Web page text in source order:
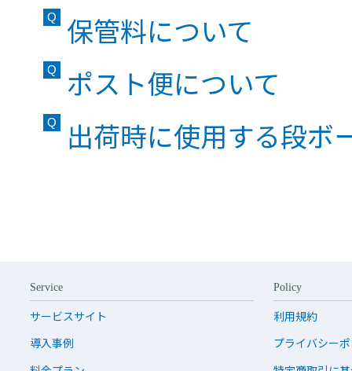
保管料について
ポスト便について
出荷時に使用する段ボ
Service
サービスサイト
導入事例
Policy
利用規約
プライバシー